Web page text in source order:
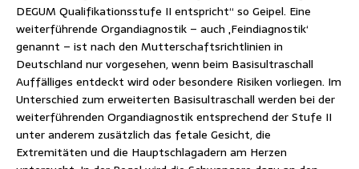
DEGUM Qualifikationsstufe II entspricht“ so Geipel. Eine
weiterführende Organdiagnostik – auch ‚Feindiagnostik‘
genannt – ist nach den Mutterschaftsrichtlinien in
Deutschland nur vorgesehen, wenn beim Basisultraschall
Auffälliges entdeckt wird oder besondere Risiken vorliegen. Im
Unterschied zum erweiterten Basisultraschall werden bei der
weiterführenden Organdiagnostik entsprechend der Stufe II
unter anderem zusätzlich das fetale Gesicht, die
Extremitäten und die Hauptschlagadern am Herzen